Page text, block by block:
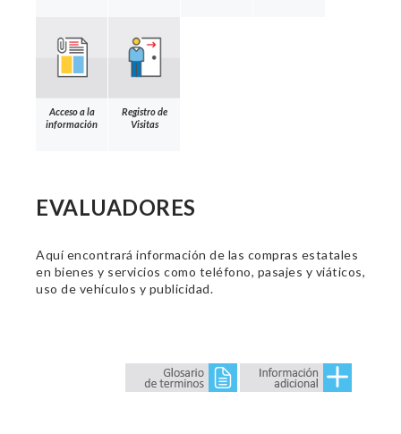
Acceso a la
información
Registro de
Visitas
EVALUADORES
Aquí encontrará información de las compras estatales
en bienes y servicios como teléfono, pasajes y viáticos,
uso de vehículos y publicidad.